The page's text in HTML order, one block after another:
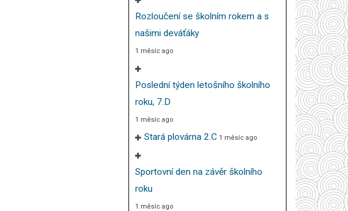
Rozloučení se školním rokem a s
našimi deváťáky
1 měsíc ago
Poslední týden letošního školního
roku, 7.D
1 měsíc ago
Stará plovárna 2.C 1 měsíc ago
Sportovní den na závěr školního
roku
1 měsíc ago